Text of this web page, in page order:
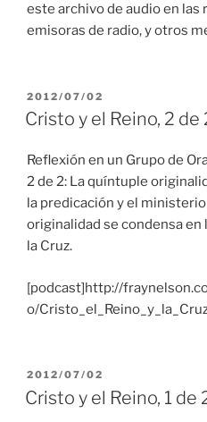
este archivo de audio en las
emisoras de radio, y otros
PUBLICADO
EL
2012/07/02
Cristo y el Reino, 2 de
Reflexión en un Grupo de
2 de 2: La quíntuple
la predicación y el
originalidad se condensa en
la Cruz.
[podcast]http://
o/
PUBLICADO
EL
2012/07/02
Cristo y el Reino, 1 de